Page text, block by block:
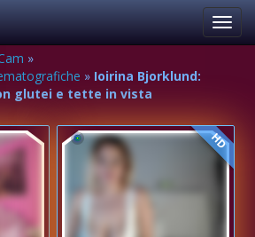
»
» Ioirina Bjorklund:
glutei e tette in vista
HD